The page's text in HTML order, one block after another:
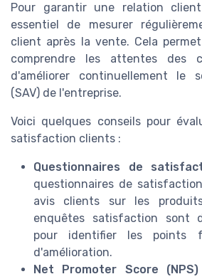
Pour garantir une relation
essentiel de mesurer
client après la vente. Cela
comprendre les attentes des
d'améliorer continuellement le
(SAV) de l'entreprise.
Voici quelques conseils pour
satisfaction clients :
Questionnaires de
questionnaires de
avis clients sur les
enquêtes satisfaction sont
pour identifier les points
d'amélioration.
Net Promoter Score